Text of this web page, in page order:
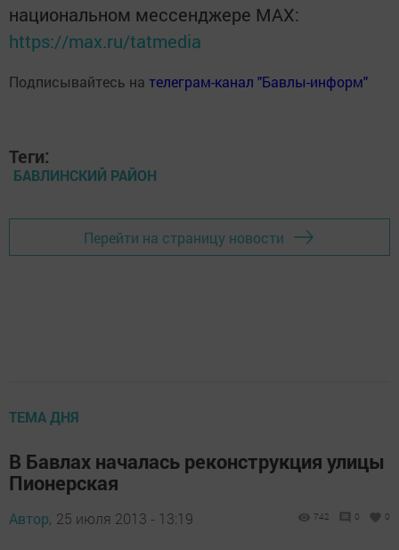
национальном мессенджере MАХ:
https://max.ru/tatmedia
Подписывайтесь на телеграм-канал "Бавлы-информ"
Теги:
БАВЛИНСКИЙ РАЙОН
Перейти на страницу новости
ТЕМА ДНЯ
В Бавлах началась реконструкция улицы
Пионерская
Автор, 25 июля 2013 - 13:19 742 0 0